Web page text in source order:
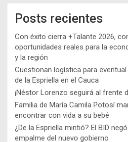
Posts recientes
Con éxito cierra +Talante 2026,
oportunidades reales para la
y la región
Cuestionan logística para
de la Espriella en el Cauca
¡Néstor Lorenzo seguirá al frente
Familia de María Camila Potosí
encontrar con vida a su bebé
¿De la Espriella mintió? El BID
empalme del nuevo gobierno